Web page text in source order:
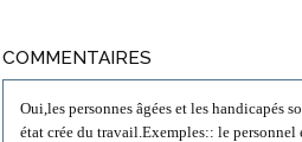
COMMENTAIRES
Oui,les personnes âgées et les handicapés
état crée du travail.Exemples:: le personnel